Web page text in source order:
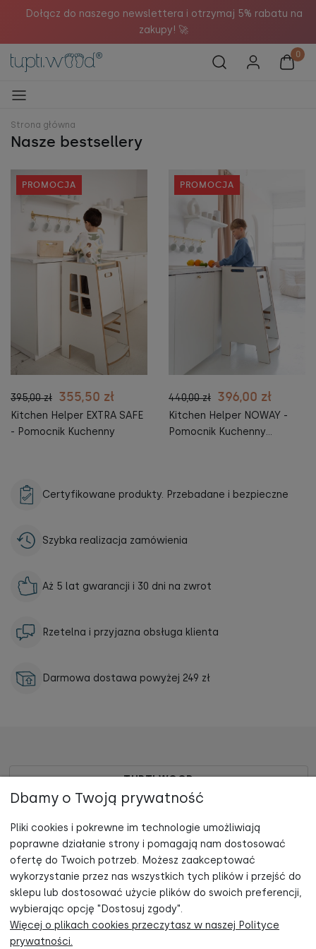
Dołącz do naszego newslettera i otrzymaj 5% rabatu na
zakupy! 🚀
Strona główna
Nasze bestsellery
PROMOCJA
395,00 zł 355,50 zł
Kitchen Helper EXTRA SAFE
- Pomocnik Kuchenny
PROMOCJA
440,00 zł 396,00 zł
Kitchen Helper NOWAY -
Pomocnik Kuchenny
Certyfikowane produkty. Przebadane i bezpieczne
Szybka realizacja zamówienia
Aż 5 lat gwarancji i 30 dni na zwrot
Rzetelna i przyjazna obsługa klienta
Darmowa dostawa powyżej 249 zł
TUPTI.WOOD
POMOC
KONTAKT
Zapisz się do newslettera, otrzymuj informacje o nowościach oraz
promocjach i odbierz -5% rabatu na zakupy!
Odbieram rabat!
Dbamy o Twoją prywatność
Pliki cookies i pokrewne im technologie umożliwiają
poprawne działanie strony i pomagają nam dostosować
ofertę do Twoich potrzeb. Możesz zaakceptować
wykorzystanie przez nas wszystkich tych plików i przejść do
sklepu lub dostosować użycie plików do swoich preferencji,
wybierając opcję "Dostosuj zgody".
Więcej o plikach cookies przeczytasz w naszej Polityce
prywatności.